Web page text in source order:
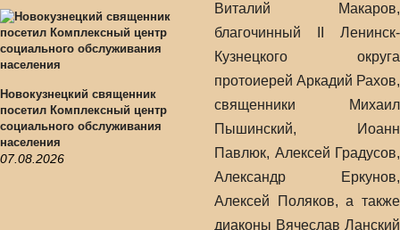
Новокузнецкий священник
посетил Комплексный центр
социального обслуживания
населения
07.08.2026
Виталий Макаров,
благочинный II Ленинск-
Кузнецкого округа
протоиерей Аркадий Рахов,
священники Михаил
Пышинский, Иоанн
Павлюк, Алексей Градусов,
Александр Еркунов,
Алексей Поляков, а также
диаконы Вячеслав Ланский